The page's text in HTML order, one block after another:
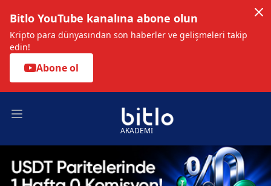
Bitlo YouTube kanalına abone olun
Kripto para dünyasından son haberler ve gelişmeleri takip
edin!
Abone ol
Open main menu
AKADEMİ